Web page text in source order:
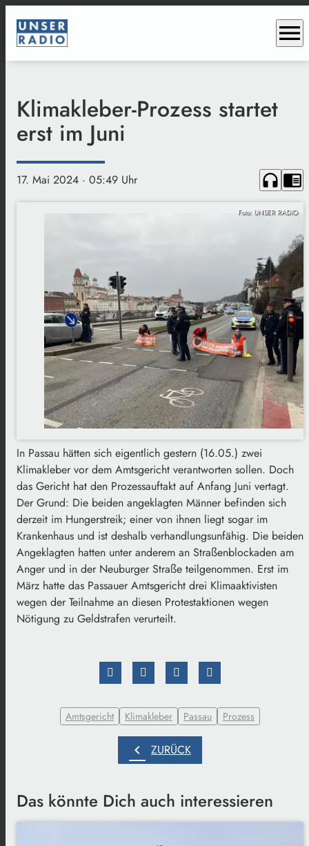
menu
Klimakleber-Prozess startet
erst im Juni
17. Mai 2024 · 05:49 Uhr headphones chrome_reader_mode
Foto: UNSER RADIO
In Passau hätten sich eigentlich gestern (16.05.) zwei
Klimakleber vor dem Amtsgericht verantworten sollen. Doch
das Gericht hat den Prozessauftakt auf Anfang Juni vertagt.
Der Grund: Die beiden angeklagten Männer befinden sich
derzeit im Hungerstreik; einer von ihnen liegt sogar im
Krankenhaus und ist deshalb verhandlungsunfähig. Die beiden
Angeklagten hatten unter anderem an Straßenblockaden am
Anger und in der Neuburger Straße teilgenommen. Erst im
März hatte das Passauer Amtsgericht drei Klimaaktivisten
wegen der Teilnahme an diesen Protestaktionen wegen
Nötigung zu Geldstrafen verurteilt.
Amtsgericht Klimakleber Passau Prozess
chevron_left ZURÜCK
Das könnte Dich auch interessieren